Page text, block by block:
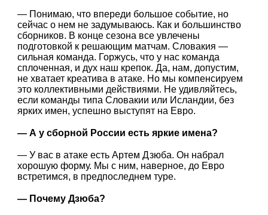
— Понимаю, что впереди большое событие, но
сейчас о нем не задумываюсь. Как и большинство
сборников. В конце сезона все увлечены
подготовкой к решающим матчам. Словакия —
сильная команда. Горжусь, что у нас команда
сплоченная, и дух наш крепок. Да, нам, допустим,
не хватает креатива в атаке. Но мы компенсируем
это коллективными действиями. Не удивляйтесь,
если команды типа Словакии или Исландии, без
ярких имен, успешно выступят на Евро.
— А у сборной России есть яркие имена?
— У вас в атаке есть Артем Дзюба. Он набрал
хорошую форму. Мы с ним, наверное, до Евро
встретимся, в предпоследнем туре.
— Почему Дзюба?